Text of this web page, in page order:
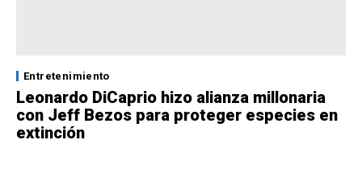
Entretenimiento
Leonardo DiCaprio hizo alianza millonaria
con Jeff Bezos para proteger especies en
extinción